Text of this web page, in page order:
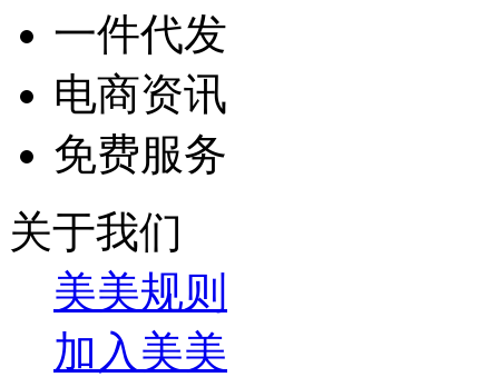
一件代发
电商资讯
免费服务
关于我们
美美规则
加入美美